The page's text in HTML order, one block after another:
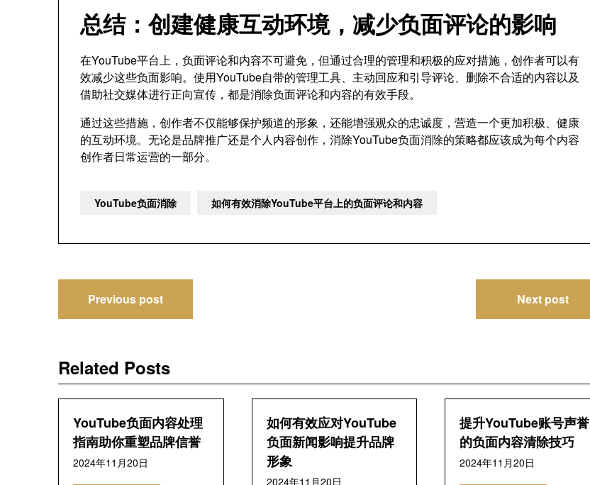
总结：创建健康互动环境，减少负面评论的影响
在YouTube平台上，负面评论和内容不可避免，但通过合理的管理和积极的应对措施，创作者可以有
效减少这些负面影响。使用YouTube自带的管理工具、主动回应和引导评论、删除不合适的内容以及
借助社交媒体进行正向宣传，都是消除负面评论和内容的有效手段。
通过这些措施，创作者不仅能够保护频道的形象，还能增强观众的忠诚度，营造一个更加积极、健康
的互动环境。无论是品牌推广还是个人内容创作，消除YouTube负面消除的策略都应该成为每个内容
创作者日常运营的一部分。
YouTube负面消除 如何有效消除YouTube平台上的负面评论和内容
章
导
航
Previous post Next post
Related Posts
YouTube负面内容处理
指南助你重塑品牌信誉
2024年11月20日
如何有效应对YouTube
负面新闻影响提升品牌
形象
2024年11月20日
提升YouTube账号声誉
的负面内容清除技巧
2024年11月20日